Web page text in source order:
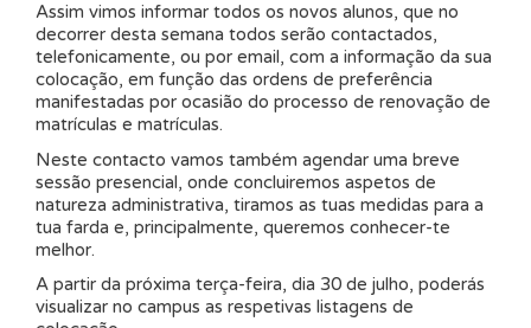
Assim vimos informar todos os novos alunos, que no
decorrer desta semana todos serão contactados,
telefonicamente, ou por email, com a informação da sua
colocação, em função das ordens de preferência
manifestadas por ocasião do processo de renovação de
matrículas e matrículas.
Neste contacto vamos também agendar uma breve
sessão presencial, onde concluiremos aspetos de
natureza administrativa, tiramos as tuas medidas para a
tua farda e, principalmente, queremos conhecer-te
melhor.
A partir da próxima terça-feira, dia 30 de julho, poderás
visualizar no campus as respetivas listagens de